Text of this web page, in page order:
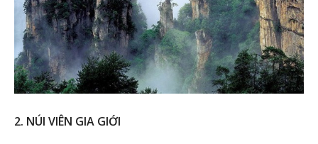
2. NÚI VIÊN GIA GIỚI